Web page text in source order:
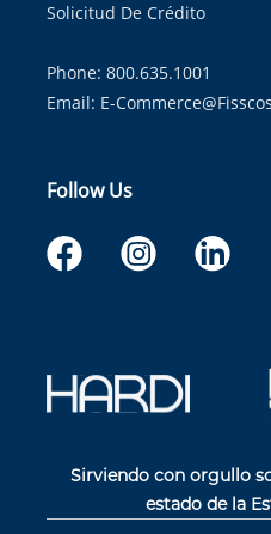
Solicitud De Crédito
Phone: 800.635.1001
Email: E-
Follow Us
Sirviendo con orgullo
estado de la